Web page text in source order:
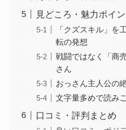
見どころ・魅力ポイン
「クズスキル」を
転の発想
戦闘ではなく「商
さん
おっさん主人公の
文字量多めで読み
口コミ・評判まとめ